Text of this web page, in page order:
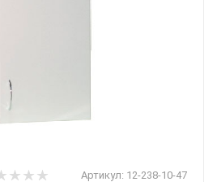
Артикул: 12-238-10-47